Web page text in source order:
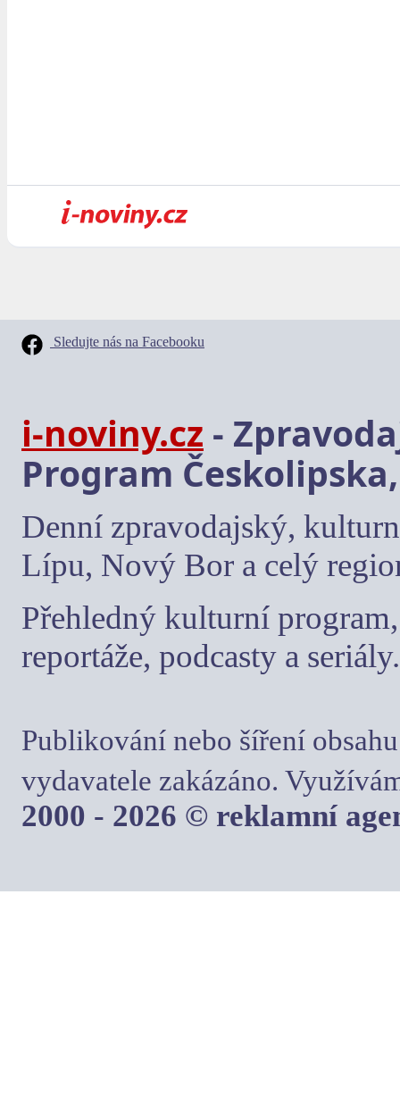
Sledujte nás na Facebooku
i-noviny.cz -
Program
Denní zpravodajský,
Lípu, Nový Bor a celý
Přehledný kulturní
reportáže, podcasty a seriály.
Publikování nebo šíření
vydavatele zakázáno.
2000 - 2026 © reklamní